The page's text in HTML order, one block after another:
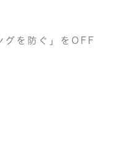
を防ぐ」をOFF